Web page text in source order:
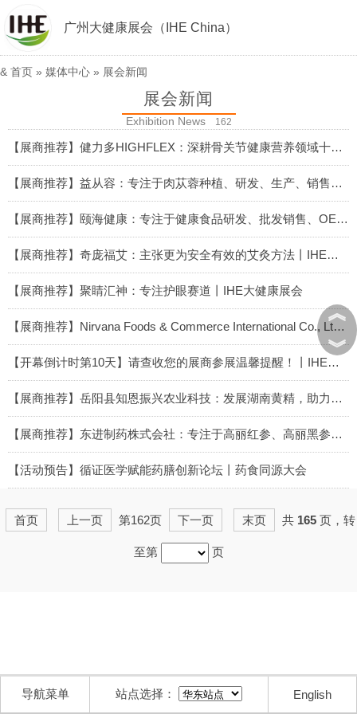
广州大健康展会（IHE China）
& 首页 » 媒体中心 » 展会新闻
展会新闻
Exhibition News 162
【展商推荐】健力多HIGHFLEX：深耕骨关节健康营养领域十余年丨IHE大健康展会
2026-05-27
【展商推荐】益从容：专注于肉苁蓉种植、研发、生产、销售全产业链丨IHE大健康展会
2026-05-26【展商推荐】颐海健康：专注于健康食品研发、批发销售、OEM贴牌代加工于一体的综合性健康产业企业
2026-05-26
【展商推荐】奇庞福艾：主张更为安全有效的艾灸方法丨IHE大健康展会
2026-05-26
【展商推荐】聚睛汇神：专注护眼赛道丨IHE大健康展会
2026-05-26
【展商推荐】Nirvana Foods & Commerce International Co., Ltd. ：专注于生产高端天然椰子饮品
2026-05-26
【开幕倒计时第10天】请查收您的展商参展温馨提醒！丨IHE大健康展会
2026-05-25
【展商推荐】岳阳县知恩振兴农业科技：发展湖南黄精，助力乡村振兴丨IHE大健康展会
2026-05-25
【展商推荐】东进制药株式会社：专注于高丽红参、高丽黑参及功能性健康产品的研发与生产丨IHE大健康展会
2026-05-24
【活动预告】循证医学赋能药膳创新论坛丨药食同源大会
首页
上一页 第162页 下一页 末页 共 165 页，转
至第 页
︽
︾
导航菜单 站点选择： English